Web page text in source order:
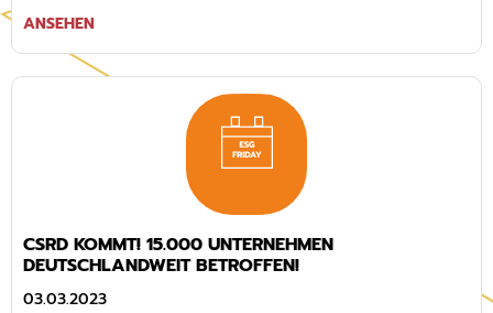
ANSEHEN
CSRD KOMMT! 15.000 UNTERNEHMEN
DEUTSCHLANDWEIT BETROFFEN!
03.03.2023